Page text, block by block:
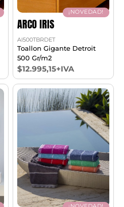
¡NOVEDAD!
ARCO IRIS
AI500TBRDET
Toallon Gigante Detroit
500 Gr/m2
$12.995,15+IVA